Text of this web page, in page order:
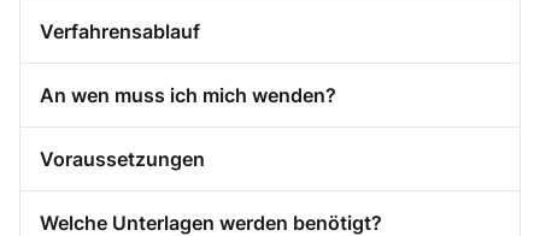
Verfahrensablauf
An wen muss ich mich wenden?
Voraussetzungen
Welche Unterlagen werden benötigt?